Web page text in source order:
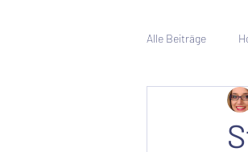
Alle Beiträge